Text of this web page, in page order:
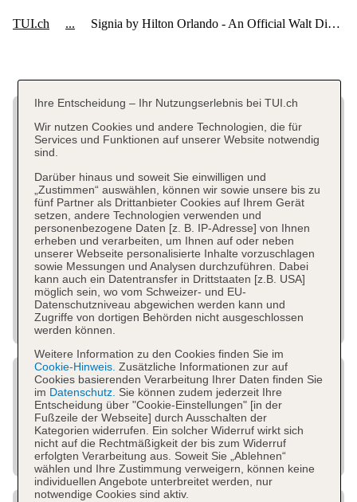
Ihre Entscheidung – Ihr Nutzungserlebnis bei TUI.ch
Wir nutzen Cookies und andere Technologien, die für
Services und Funktionen auf unserer Website notwendig
sind.
Darüber hinaus und soweit Sie einwilligen und
„Zustimmen“ auswählen, können wir sowie unsere bis zu
fünf Partner als Drittanbieter Cookies auf Ihrem Gerät
setzen, andere Technologien verwenden und
personenbezogene Daten [z. B. IP-Adresse] von Ihnen
erheben und verarbeiten, um Ihnen auf oder neben
unserer Webseite personalisierte Inhalte vorzuschlagen
sowie Messungen und Analysen durchzuführen. Dabei
kann auch ein Datentransfer in Drittstaaten [z.B. USA]
möglich sein, wo vom Schweizer- und EU-
Datenschutzniveau abgewichen werden kann und
Zugriffe von dortigen Behörden nicht ausgeschlossen
werden können.
Weitere Information zu den Cookies finden Sie im
Cookie-Hinweis. Zusätzliche Informationen zur auf
Cookies basierenden Verarbeitung Ihrer Daten finden Sie
im Datenschutz. Sie können zudem jederzeit Ihre
Entscheidung über "Cookie-Einstellungen" [in der
Fußzeile der Webseite] durch Ausschalten der
Kategorien widerrufen. Ein solcher Widerruf wirkt sich
nicht auf die Rechtmäßigkeit der bis zum Widerruf
erfolgten Verarbeitung aus. Soweit Sie „Ablehnen“
wählen und Ihre Zustimmung verweigern, können keine
individuellen Angebote unterbreitet werden, nur
notwendige Cookies sind aktiv.